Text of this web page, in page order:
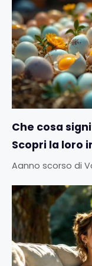
Che cosa
Scopri la loro
Aanno scorso di